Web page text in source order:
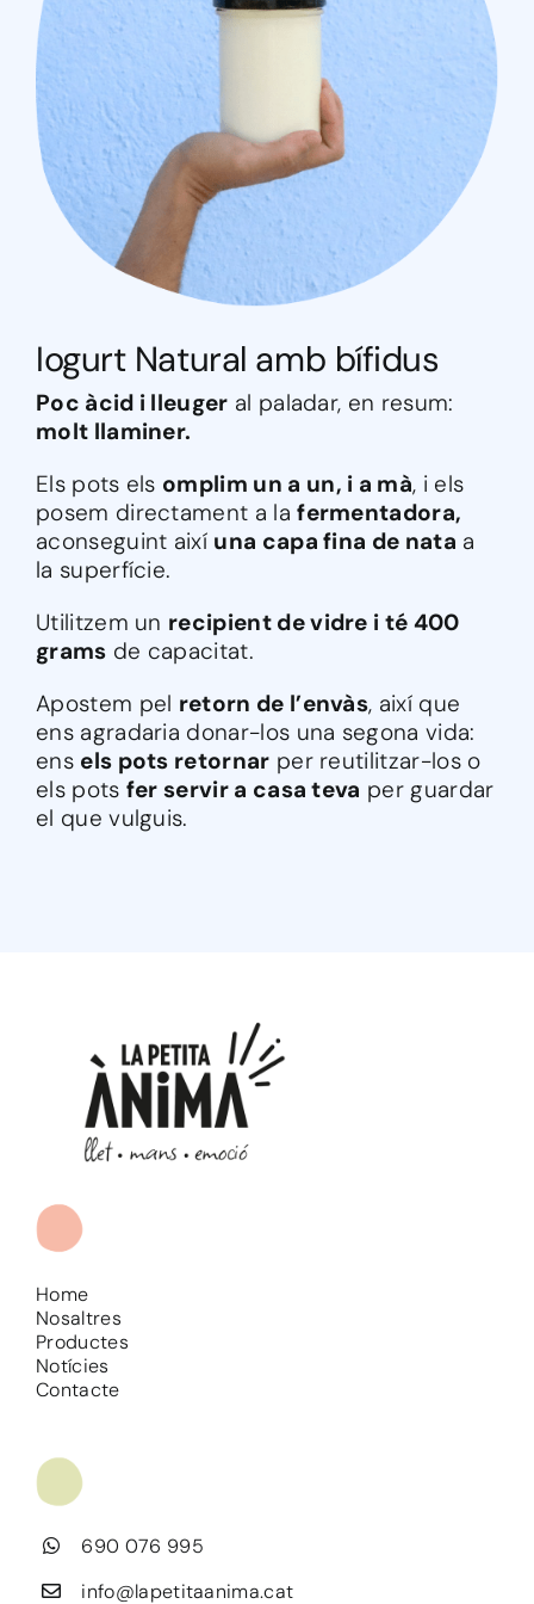
Iogurt Natural amb bífidus
Poc àcid i lleuger al paladar, en resum:
molt llaminer.
Els pots els omplim un a un, i a mà, i els
posem directament a lafermentadora,
aconseguint així una capa fina de nata a
la superfície.
Utilitzem un recipient de vidre i té 400
grams de capacitat.
Apostem pel retorn de l’envàs, així que
ens agradaria donar-los una segona vida:
ens els pots retornar per reutilitzar-los o
els pots fer servir a casa teva per guardar
el que vulguis.
Home
Nosaltres
Productes
Notícies
Contacte
690 076 995
info@lapetitaanima.cat